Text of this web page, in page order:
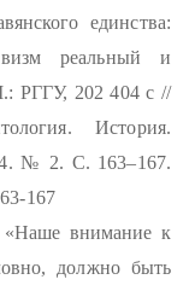
единства:
реальный и
РГГУ, 202 404 с //
История.
№ 2. С. 163–167.
167
внимание к
должно быть